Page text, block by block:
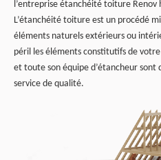
l’entreprise étanchéité toiture Renov
L’étanchéité toiture est un procédé
éléments naturels extérieurs ou
péril les éléments constitutifs de
et toute son équipe d’étancheur sont
service de qualité.